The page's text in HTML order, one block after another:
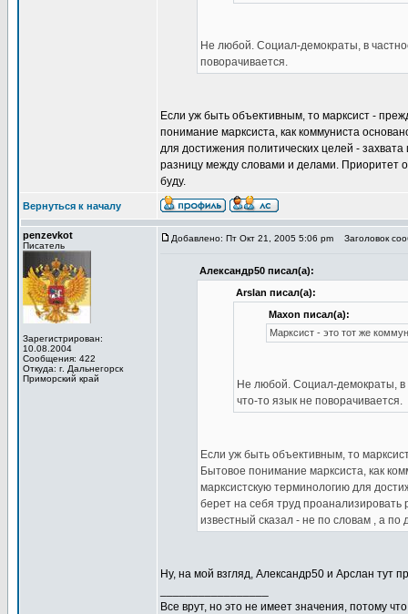
Не любой. Социал-демократы, в
поворачивается.
Если уж быть объективным, то марксист -
понимание марксиста, как коммуниста
для достижения политических целей -
разницу между словами и делами. Приоритет
буду.
Вернуться к началу
penzevkot
Писатель
Зарегистрирован:
10.08.2004
Сообщения: 422
Откуда: г. Дальнегорск
Приморский край
Добавлено: Пт Окт 21, 2005 5:06 pm Заголовок
Александр50 писал(а):
Arslan писал(а):
Maxon писал(а):
Марксист - это тот же
Не любой. Социал-демократы, в
что-то язык не поворачивается.
Если уж быть объективным, то
Бытовое понимание марксиста, как
марксистскую терминологию для
берет на себя труд
известный сказал - не по словам , а по
Ну, на мой взгляд, Александр50 и Арслан тут
Все врут, но это не имеет значения, потому